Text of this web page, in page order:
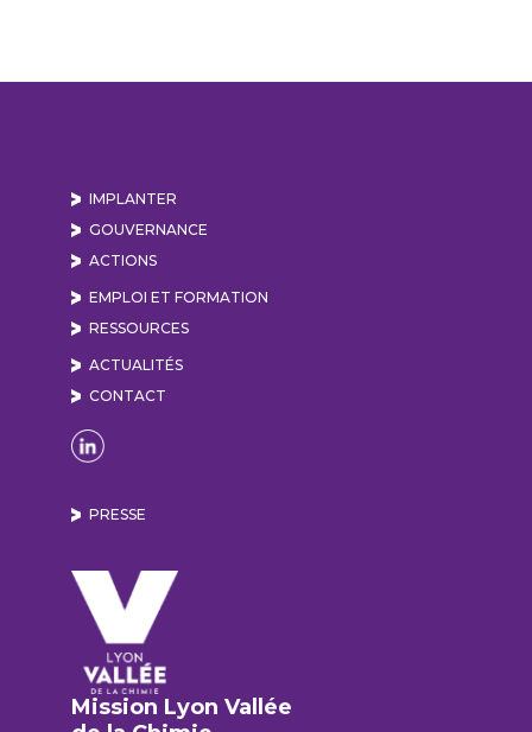
IMPLANTER
GOUVERNANCE
ACTIONS
EMPLOI ET FORMATION
RESSOURCES
ACTUALITÉS
CONTACT
Naviguer sur la page Linkedin de Lyon Vallée
PRESSE
Mission Lyon Vallée